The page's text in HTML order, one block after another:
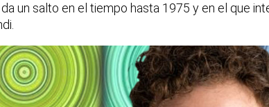
un salto en el tiempo hasta 1975 y en el que